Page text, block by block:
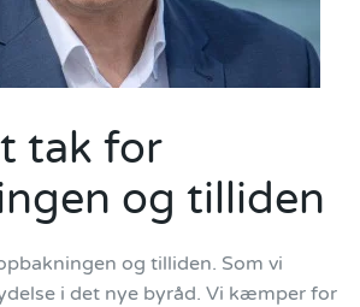
tak for
og tilliden
og tilliden. Som vi
i det nye byråd. Vi kæmper for